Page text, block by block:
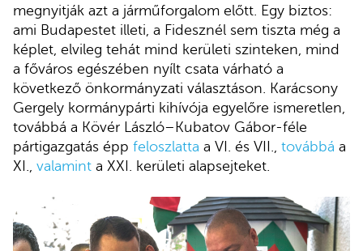
megnyitják azt a járműforgalom előtt. Egy biztos:
ami Budapestet illeti, a Fidesznél sem tiszta még a
képlet, elvileg tehát mind kerületi szinteken, mind
a főváros egészében nyílt csata várható a
következő önkormányzati választáson. Karácsony
Gergely kormánypárti kihívója egyelőre ismeretlen,
továbbá a Kövér László–Kubatov Gábor-féle
pártigazgatás épp feloszlatta a VI. és VII., továbbá a
XI., valamint a XXI. kerületi alapsejteket.